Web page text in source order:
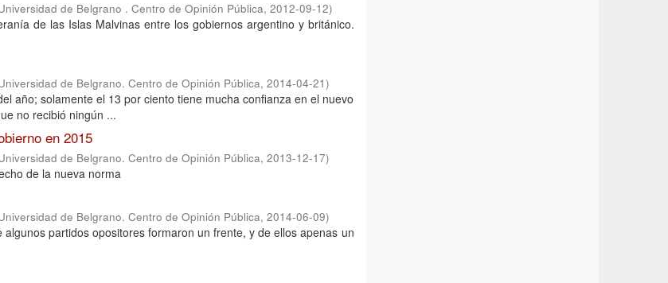
de Belgrano . Centro de Opinión Pública, 2012-09-12)
de las Islas Malvinas entre los gobiernos argentino y británico.
de Belgrano. Centro de Opinión Pública, 2014-04-21)
año; solamente el 13 por ciento tiene mucha confianza en el nuevo
no recibió ningún ...
en 2015
de Belgrano. Centro de Opinión Pública, 2013-12-17)
de la nueva norma
de Belgrano. Centro de Opinión Pública, 2014-06-09)
partidos opositores formaron un frente, y de ellos apenas un